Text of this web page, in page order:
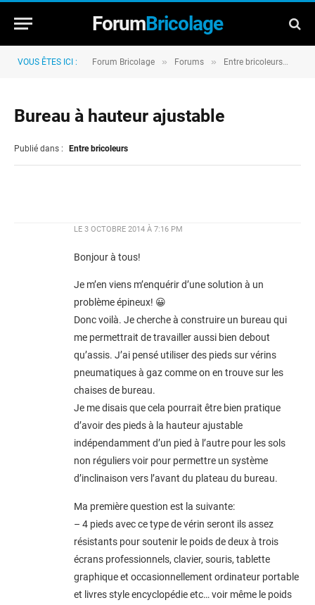
ForumBricolage
VOUS ÊTES ICI : Forum Bricolage » Forums » Entre bricoleurs
Bureau à hauteur ajustable
Publié dans : Entre bricoleurs
LE 3 OCTOBRE 2014 À 7:16 PM
Bonjour à tous!
Je m’en viens m’enquérir d’une solution à un
problème épineux! 😀
Donc voilà. Je cherche à construire un bureau qui
me permettrait de travailler aussi bien debout
qu’assis. J’ai pensé utiliser des pieds sur vérins
pneumatiques à gaz comme on en trouve sur les
chaises de bureau.
Je me disais que cela pourrait être bien pratique
d’avoir des pieds à la hauteur ajustable
indépendamment d’un pied à l’autre pour les sols
non réguliers voir pour permettre un système
d’inclinaison vers l’avant du plateau du bureau.
Ma première question est la suivante:
– 4 pieds avec ce type de vérin seront ils assez
résistants pour soutenir le poids de deux à trois
écrans professionnels, clavier, souris, tablette
graphique et occasionnellement ordinateur portable
et livres style encyclopédie etc… voir même le poids